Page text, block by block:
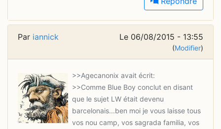
Par iannick Le 06/08/2015 - 13:55
(Modifier)
>>Comme Blue Boy conclut en disant
que le sujet LW était devenu
barcelonais...ben moi je vous laisse tous
vos nou camp, vos sagrada familia, vos